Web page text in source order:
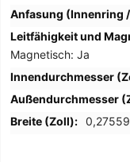
Magnetisch: Ja
0,27559